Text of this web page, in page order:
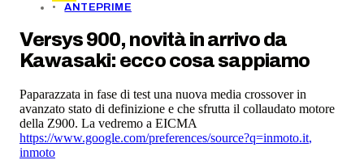
ANTEPRIME
Versys 900, novità in arrivo da
Kawasaki: ecco cosa sappiamo
Paparazzata in fase di test una nuova media crossover in
avanzato stato di definizione e che sfrutta il collaudato motore
della Z900. La vedremo a EICMA
https://www.google.com/preferences/source?q=inmoto.it,
inmoto